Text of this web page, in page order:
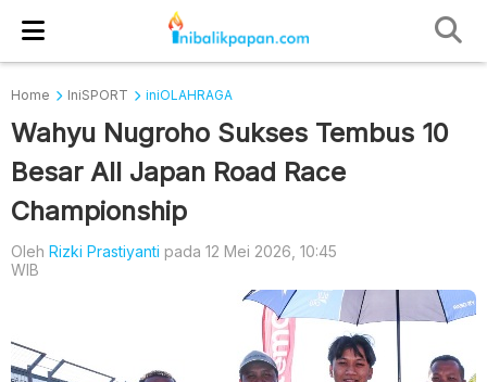
Home IniSPORT iniOLAHRAGA
Wahyu Nugroho Sukses Tembus 10
Besar All Japan Road Race
Championship
Oleh Rizki Prastiyanti pada 12 Mei 2026, 10:45
WIB